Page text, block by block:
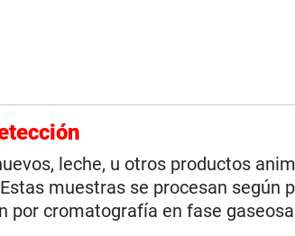
leche, u otros productos
muestras se procesan según
por cromatografía en fase